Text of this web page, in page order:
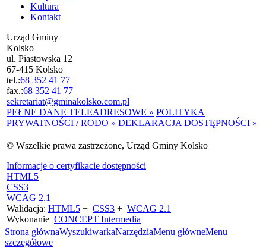
Kultura
Kontakt
Urząd Gminy
Kolsko
ul. Piastowska 12
67-415 Kolsko
tel.:68 352 41 77
fax.:68 352 41 77
sekretariat@gminakolsko.com.pl
PEŁNE DANE TELEADRESOWE » POLITYKA
PRYWATNOŚCI / RODO » DEKLARACJA DOSTĘPNOŚCI »
© Wszelkie prawa zastrzeżone, Urząd Gminy Kolsko
Informacje o certyfikacie dostępności
HTML5
CSS3
WCAG 2.1
Walidacja: HTML5 + CSS3 + WCAG 2.1
Wykonanie CONCEPT Intermedia
Strona głównaWyszukiwarkaNarzędziaMenu główneMenu
szczegółowe